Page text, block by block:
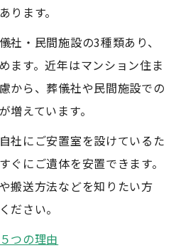
ります。
社・民間施設の3種類あり、
ます。近年はマンション住ま
から、葬儀社や民間施設での
増えています。
社にご安置室を設けているた
ぐにご遺体を安置できます。
搬送方法などを知りたい方
ださい。
つの理由